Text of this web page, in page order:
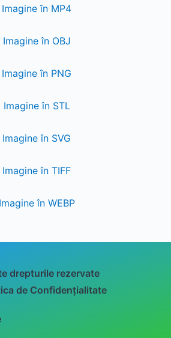
Imagine în MP4
Imagine în OBJ
Imagine în PNG
Imagine în STL
Imagine în SVG
Imagine în TIFF
Imagine în WEBP
drepturile rezervate
de Confidențialitate